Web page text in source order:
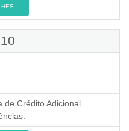
de Crédito Adicional